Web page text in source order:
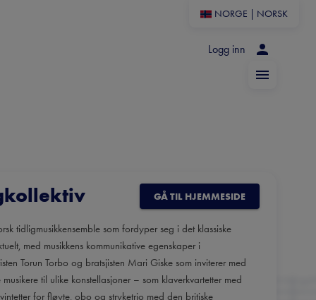
NORGE NORSK
Logg inn
GÅ TIL HJEMMESIDE
tidligmusikkensemble som fordyper seg i det klassiske
med musikkens kommunikative egenskaper i
Torun Torbo og bratsjisten Mari Giske som inviterer med
til ulike konstellasjoner – som klaverkvartetter med
for fløyte, obo og stryketrio med den britiske